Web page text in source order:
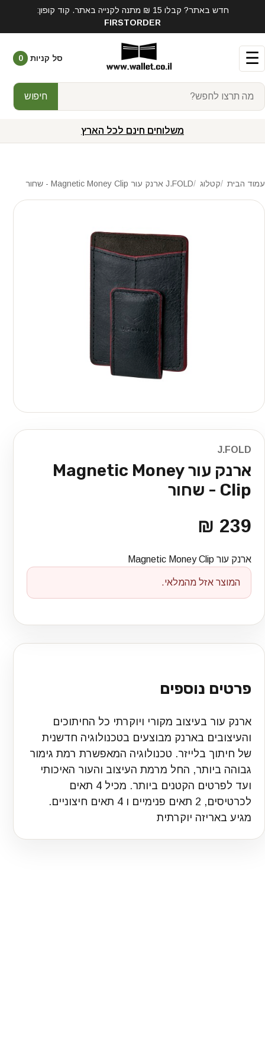
חדש באתר? קבלו 15 ₪ מתנה לקנייה באתר. קוד קופון:
FIRSTORDER
☰
חיפוש
סל קניות 0
משלוחים חינם לכל הארץ
עמוד הבית קטלוג J.FOLD ארנק עור Magnetic Money Clip - שחור
J.FOLD
ארנק עור Magnetic Money
Clip - שחור
239 ₪
ארנק עור Magnetic Money Clip
המוצר אזל מהמלאי.
פרטים נוספים
ארנק עור בעיצוב מקורי ויוקרתי כל החיתוכים
והעיצובים בארנק מבוצעים בטכנולוגיה חדשנית
של חיתוך בלייזר. טכנולוגיה המאפשרת רמת גימור
גבוהה ביותר, החל מרמת העיצוב והעור האיכותי
ועד לפרטים הקטנים ביותר. מכיל 4 תאים
לכרטיסים, 2 תאים פנימיים ו 4 תאים חיצוניים.
מגיע באריזה יוקרתית